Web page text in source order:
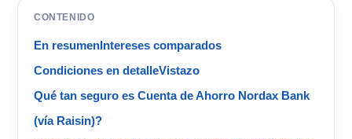
CONTENIDO
En resumen Intereses comparados
Condiciones en detalleVistazo
Qué tan seguro es Cuenta de Ahorro Nordax Bank
(vía Raisin)?